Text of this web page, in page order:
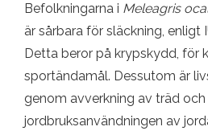
Befolkningarna i Meleagris
är sårbara för släckning, enligt
Detta beror på krypskydd, för
sportändamål. Dessutom är
genom avverkning av träd och
jordbruksanvändningen av